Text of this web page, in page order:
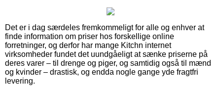
Det er i dag særdeles fremkommeligt for alle og enhver at
finde information om priser hos forskellige online
forretninger, og derfor har mange Kitchn internet
virksomheder fundet det uundgåeligt at sænke priserne på
deres varer – til drenge og piger, og samtidig også til mænd
og kvinder – drastisk, og endda nogle gange yde fragtfri
levering.